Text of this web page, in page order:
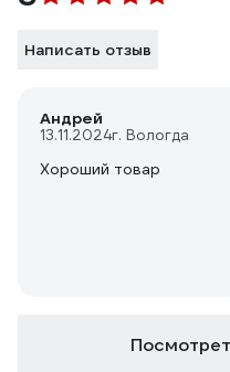
Написать отзыв
Андрей
13.11.2024г. Вологда
Хороший товар